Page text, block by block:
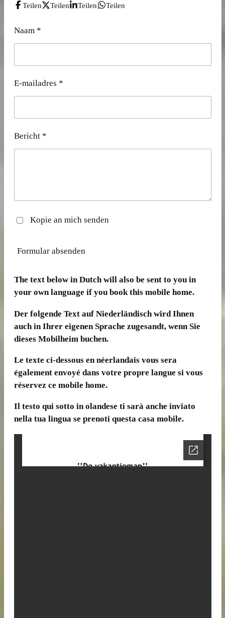
Teilen Teilen Teilen Teilen
Naam *
E-mailadres *
Bericht *
Kopie an mich senden
Formular absenden
The text below in Dutch will also be sent to you in
your own language if you book this mobile home.
Der folgende Text auf Niederländisch wird Ihnen
auch in Ihrer eigenen Sprache zugesandt, wenn Sie
dieses Mobilheim buchen.
Le texte ci-dessous en néerlandais vous sera
également envoyé dans votre propre langue si vous
réservez ce mobile home.
Il testo qui sotto in olandese ti sarà anche inviato
nella tua lingua se prenoti questa casa mobile.